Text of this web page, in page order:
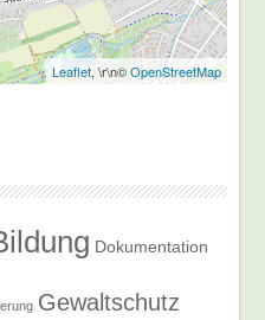
Leaflet, \r\n©OpenStreetMap
Dokumentation
Gewaltschutz